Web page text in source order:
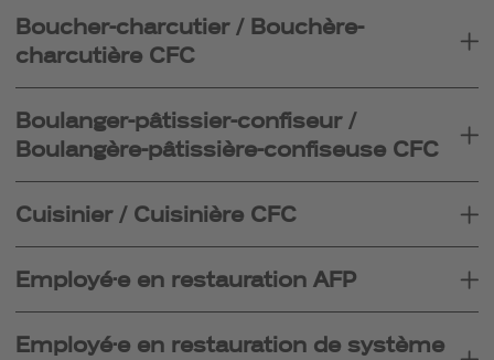
Boucher-charcutier / Bouchère-
charcutière CFC
Boulanger-pâtissier-confiseur /
Boulangère-pâtissière-confiseuse CFC
Cuisinier / Cuisinière CFC
Employé·e en restauration AFP
Employé·e en restauration de système